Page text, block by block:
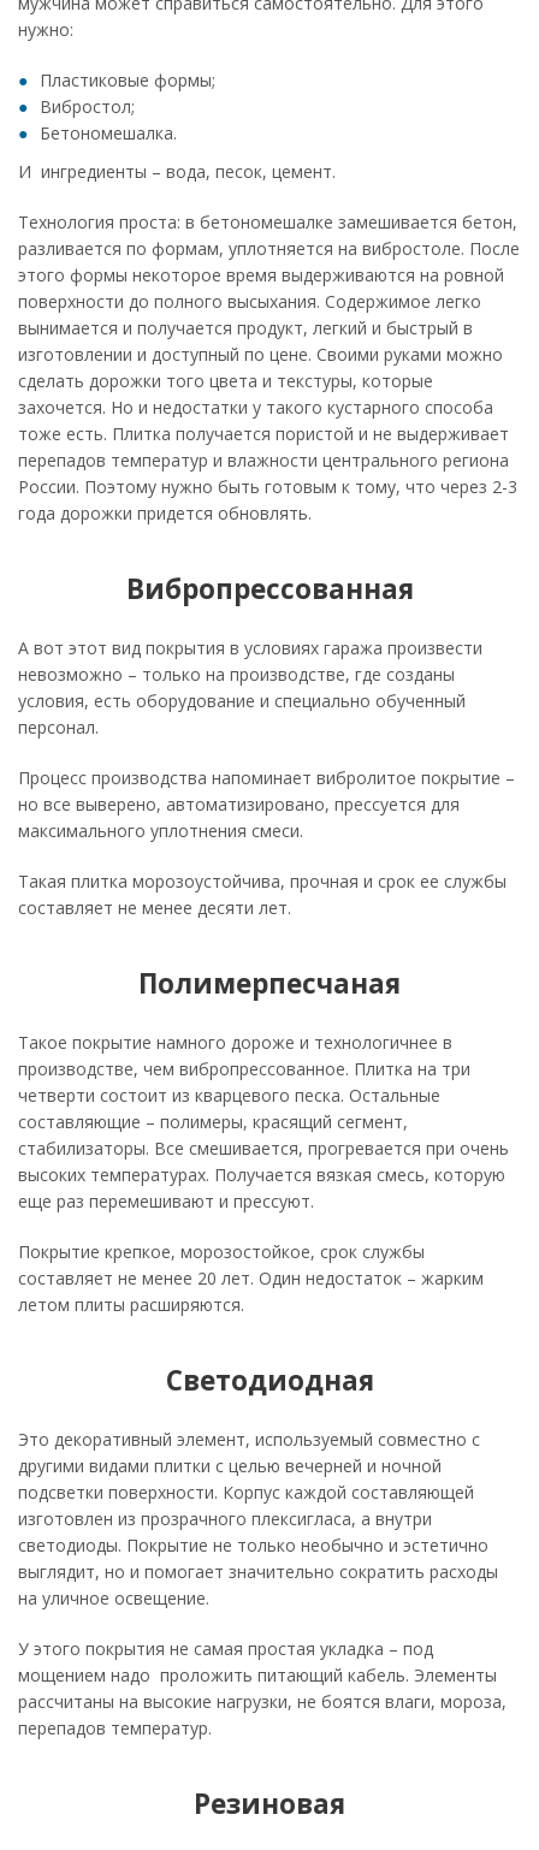
нужно:
Пластиковые формы;
Вибростол;
Бетономешалка.
И ингредиенты – вода, песок, цемент.
Технология проста: в бетономешалке замешивается бетон,
разливается по формам, уплотняется на вибростоле. После
этого формы некоторое время выдерживаются на ровной
поверхности до полного высыхания. Содержимое легко
вынимается и получается продукт, легкий и быстрый в
изготовлении и доступный по цене. Своими руками можно
сделать дорожки того цвета и текстуры, которые
захочется. Но и недостатки у такого кустарного способа
тоже есть. Плитка получается пористой и не выдерживает
перепадов температур и влажности центрального региона
России. Поэтому нужно быть готовым к тому, что через 2-3
года дорожки придется обновлять.
Вибропрессованная
А вот этот вид покрытия в условиях гаража произвести
невозможно – только на производстве, где созданы
условия, есть оборудование и специально обученный
персонал.
Процесс производства напоминает вибролитое покрытие –
но все выверено, автоматизировано, прессуется для
максимального уплотнения смеси.
Такая плитка морозоустойчива, прочная и срок ее службы
составляет не менее десяти лет.
Полимерпесчаная
Такое покрытие намного дороже и технологичнее в
производстве, чем вибропрессованное. Плитка на три
четверти состоит из кварцевого песка. Остальные
составляющие – полимеры, красящий сегмент,
стабилизаторы. Все смешивается, прогревается при очень
высоких температурах. Получается вязкая смесь, которую
еще раз перемешивают и прессуют.
Покрытие крепкое, морозостойкое, срок службы
составляет не менее 20 лет. Один недостаток – жарким
летом плиты расширяются.
Светодиодная
Это декоративный элемент, используемый совместно с
другими видами плитки с целью вечерней и ночной
подсветки поверхности. Корпус каждой составляющей
изготовлен из прозрачного плексигласа, а внутри
светодиоды. Покрытие не только необычно и эстетично
выглядит, но и помогает значительно сократить расходы
на уличное освещение.
У этого покрытия не самая простая укладка – под
мощением надо проложить питающий кабель. Элементы
рассчитаны на высокие нагрузки, не боятся влаги, мороза,
перепадов температур.
Резиновая